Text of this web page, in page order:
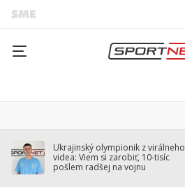
Ukrajinský olympionik z virálneho
videa: Viem si zarobiť, 10-tisíc
pošlem radšej na vojnu